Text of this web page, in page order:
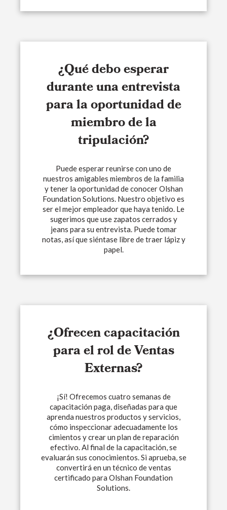
¿Qué debo esperar
durante una entrevista
para la oportunidad de
miembro de la
tripulación?
Puede esperar reunirse con uno de
nuestros amigables miembros de la familia
y tener la oportunidad de conocer Olshan
Foundation Solutions. Nuestro objetivo es
ser el mejor empleador que haya tenido. Le
sugerimos que use zapatos cerrados y
jeans para su entrevista. Puede tomar
notas, así que siéntase libre de traer lápiz y
papel.
¿Ofrecen capacitación
para el rol de Ventas
Externas?
¡Sí! Ofrecemos cuatro semanas de
capacitación paga, diseñadas para que
aprenda nuestros productos y servicios,
cómo inspeccionar adecuadamente los
cimientos y crear un plan de reparación
efectivo. Al final de la capacitación, se
evaluarán sus conocimientos. Si aprueba, se
convertirá en un técnico de ventas
certificado para Olshan Foundation
Solutions.